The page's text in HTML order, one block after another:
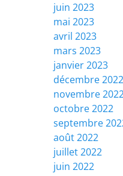
juin 2023
mai 2023
avril 2023
mars 2023
janvier 2023
décembre 2022
novembre
octobre 2022
septembre
août 2022
juillet 2022
juin 2022